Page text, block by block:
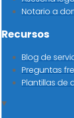
Notario a
Recursos
Blog de
Preguntas
Plantillas de